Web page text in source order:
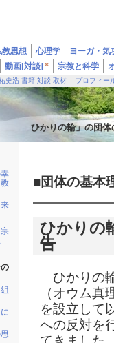
教思想 心理学
ヨーガ・気
動画[対談] * 宗教と科学
祐史浩 書籍 対談 取材 プロフィー
ひかりの輪」の団
■団体の基本
ひかりの
告
ひかりの
（オウム
を設立して
への反対を